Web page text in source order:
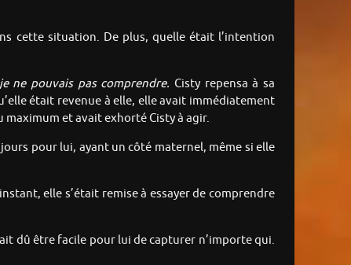
cette situation. De plus, quelle était l’intention
ne pouvais pas comprendre. Cisty repensa à sa
était revenue à elle, elle avait immédiatement
et avait exhorté Cisty à agir.
pour lui, ayant un côté maternel, même si elle
elle s’était remise à essayer de comprendre
dû être facile pour lui de capturer n’importe qui.